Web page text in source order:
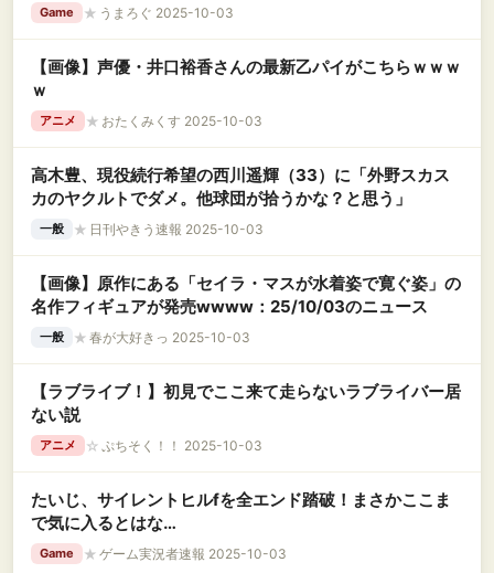
Game ★ うまろぐ 2025-10-03
【画像】声優・井口裕香さんの最新乙パイがこちらｗｗｗ
ｗ
アニメ ★ おたくみくす 2025-10-03
高木豊、現役続行希望の西川遥輝（33）に「外野スカス
カのヤクルトでダメ。他球団が拾うかな？と思う」
一般 ★ 日刊やきう速報 2025-10-03
【画像】原作にある「セイラ・マスが水着姿で寛ぐ姿」の
名作フィギュアが発売wwww：25/10/03のニュース
一般 ★ 春が大好きっ 2025-10-03
【ラブライブ！】初見でここ来て走らないラブライバー居
ない説
アニメ ☆ ぷちそく！！ 2025-10-03
たいじ、サイレントヒルfを全エンド踏破！まさかここま
で気に入るとはな…
Game ★ ゲーム実況者速報 2025-10-03